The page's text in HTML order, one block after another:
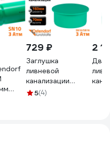
729 ₽
Заглушка
ливневой
канализации
Ostendorf 160 мм
5(4)
2